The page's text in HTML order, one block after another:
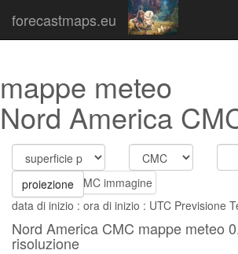
forecastmaps.eu
mappe meteo
Nord America
proiezione
data di inizio : ora di inizio : UTC Previsione
Nord America CMC mappe meteo
risoluzione